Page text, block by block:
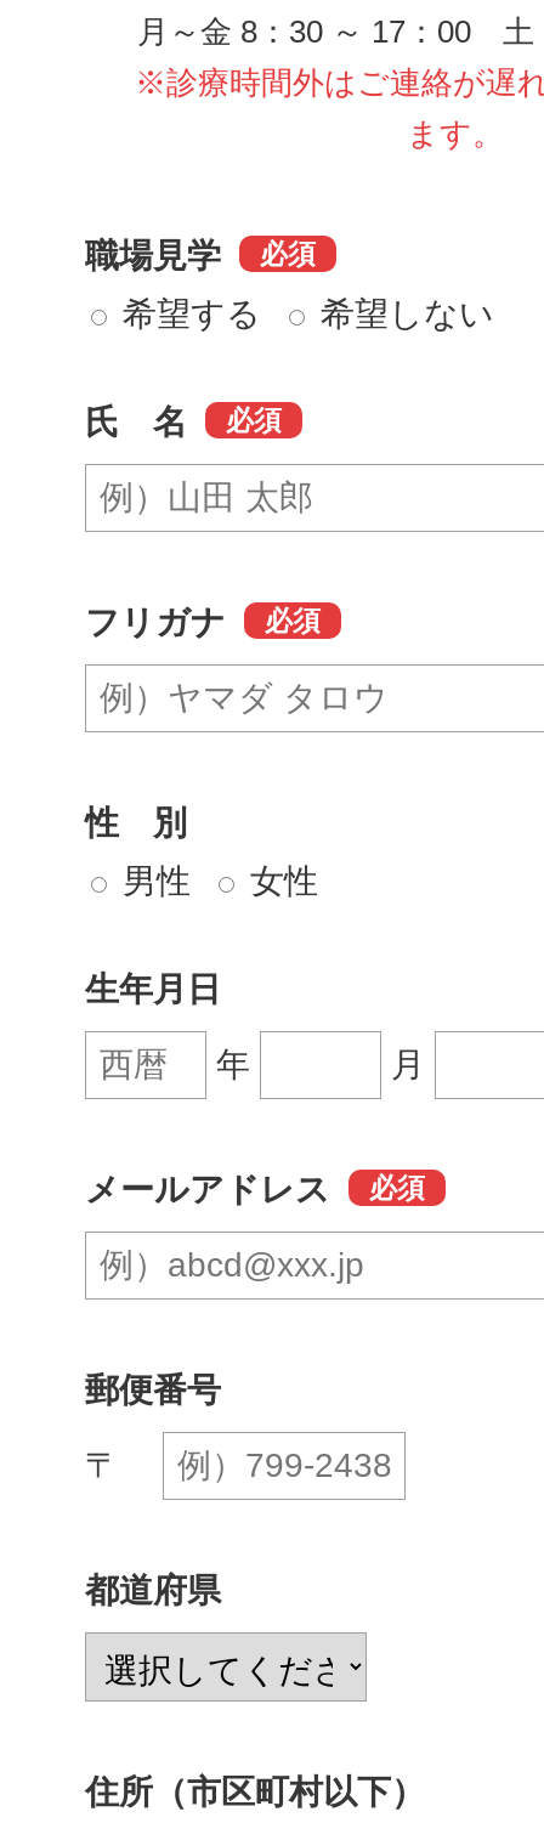
月～金 8：30 ～ 17：00 土
※診療時間外はご連絡が遅
ます。
職場見学 必須
希望する 希望しない
氏 名 必須
フリガナ 必須
性 別
男性
女性
生年月日
年
月
メールアドレス 必須
郵便番号
〒
都道府県
住所（市区町村以下）